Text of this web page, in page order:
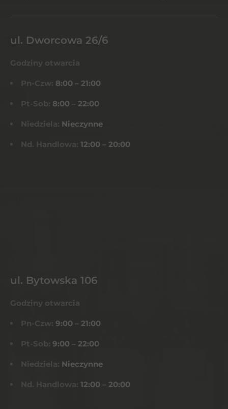
ul. Dworcowa 26/6
Godziny otwarcia
Pn-Czw: 8:00 – 21:00
Pt-Sob: 8:00 – 22:00
Niedziela: Nieczynne
Nd. Handlowa: 12:00 – 20:00
ul. Bytowska 106
Godziny otwarcia
Pn-Czw: 9:00 – 21:00
Pt-Sob: 9:00 – 22:00
Niedziela: Nieczynne
Nd. Handlowa: 12:00 – 20:00